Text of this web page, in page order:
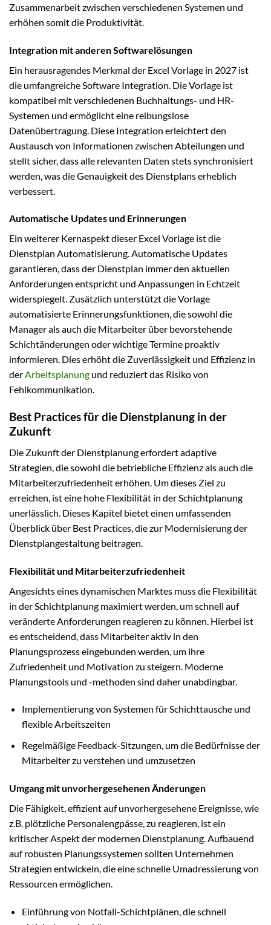
Zusammenarbeit zwischen verschiedenen Systemen und
erhöhen somit die Produktivität.
Integration mit anderen Softwarelösungen
Ein herausragendes Merkmal der Excel Vorlage in 2027 ist
die umfangreiche Software Integration. Die Vorlage ist
kompatibel mit verschiedenen Buchhaltungs- und HR-
Systemen und ermöglicht eine reibungslose
Datenübertragung. Diese Integration erleichtert den
Austausch von Informationen zwischen Abteilungen und
stellt sicher, dass alle relevanten Daten stets synchronisiert
werden, was die Genauigkeit des Dienstplans erheblich
verbessert.
Automatische Updates und Erinnerungen
Ein weiterer Kernaspekt dieser Excel Vorlage ist die
Dienstplan Automatisierung. Automatische Updates
garantieren, dass der Dienstplan immer den aktuellen
Anforderungen entspricht und Anpassungen in Echtzeit
widerspiegelt. Zusätzlich unterstützt die Vorlage
automatisierte Erinnerungsfunktionen, die sowohl die
Manager als auch die Mitarbeiter über bevorstehende
Schichtänderungen oder wichtige Termine proaktiv
informieren. Dies erhöht die Zuverlässigkeit und Effizienz in
derArbeitsplanung und reduziert das Risiko von
Fehlkommunikation.
Best Practices für die Dienstplanung in der
Zukunft
Die Zukunft der Dienstplanung erfordert adaptive
Strategien, die sowohl die betriebliche Effizienz als auch die
Mitarbeiterzufriedenheit erhöhen. Um dieses Ziel zu
erreichen, ist eine hohe Flexibilität in der Schichtplanung
unerlässlich. Dieses Kapitel bietet einen umfassenden
Überblick über Best Practices, die zur Modernisierung der
Dienstplangestaltung beitragen.
Flexibilität und Mitarbeiterzufriedenheit
Angesichts eines dynamischen Marktes muss die Flexibilität
in der Schichtplanung maximiert werden, um schnell auf
veränderte Anforderungen reagieren zu können. Hierbei ist
es entscheidend, dass Mitarbeiter aktiv in den
Planungsprozess eingebunden werden, um ihre
Zufriedenheit und Motivation zu steigern. Moderne
Planungstools und -methoden sind daher unabdingbar.
Implementierung von Systemen für Schichttausche und
flexible Arbeitszeiten
Regelmäßige Feedback-Sitzungen, um die Bedürfnisse der
Mitarbeiter zu verstehen und umzusetzen
Umgang mit unvorhergesehenen Änderungen
Die Fähigkeit, effizient auf unvorhergesehene Ereignisse, wie
z.B. plötzliche Personalengpässe, zu reagieren, ist ein
kritischer Aspekt der modernen Dienstplanung. Aufbauend
auf robusten Planungssystemen sollten Unternehmen
Strategien entwickeln, die eine schnelle Umadressierung von
Ressourcen ermöglichen.
Einführung von Notfall-Schichtplänen, die schnell